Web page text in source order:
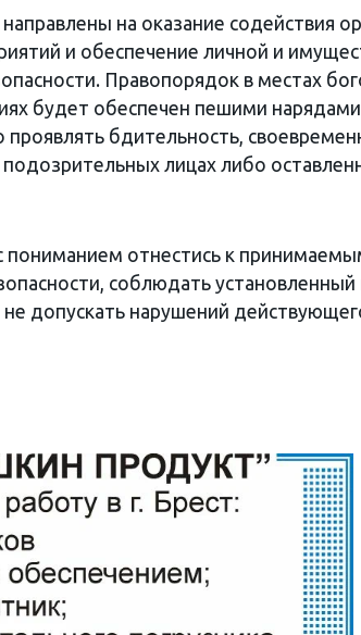
на оказание содействия
и обеспечение личной и
Правопорядок в местах
будет обеспечен пешими
бдительность,
лицах либо
пониманием отнестись к
соблюдать установленный
допускать нарушений